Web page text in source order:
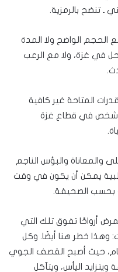
الحجم الواضح ولا المدة
في غزة، ولا مع الرعب
المتاحة غير كافية
شخص في قطاع غزة
والمعاناة والبؤس الناجم
يمكن أن يكون في وقت
بحسب الصحيفة.
أرواحًا تفوق تلك التي
وهذا خطر هنا أيضًا. وكل
حيث أصبح القصف الجوي
اليأس، ويتآكل